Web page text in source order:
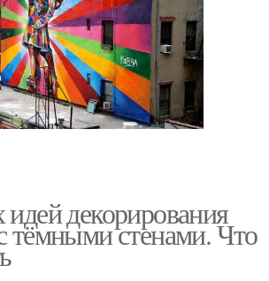
декорирования
тёмными стенами. Что